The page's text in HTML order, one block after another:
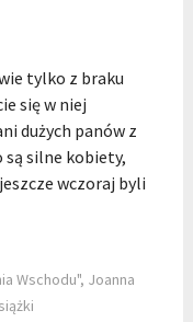
tylko z braku
się w niej
dużych panów z
są silne kobiety,
wczoraj byli
Wschodu", Joanna